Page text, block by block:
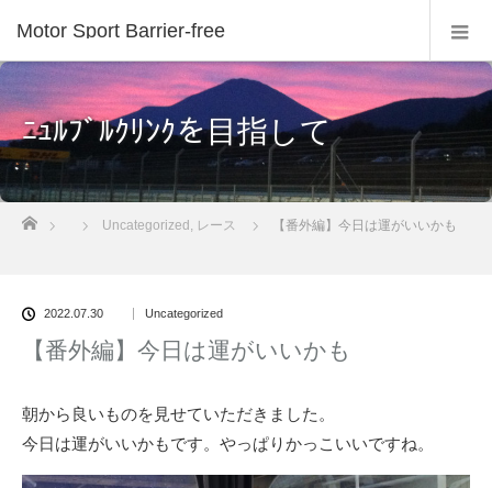
Motor Sport Barrier-free
ﾆｭﾙﾌﾞﾙｸﾘﾝｸを目指して
Uncategorized , レース 【番外編】今日は運がいいかも
2022.07.30 Uncategorized
【番外編】今日は運がいいかも
朝から良いものを見せていただきました。
今日は運がいいかもです。やっぱりかっこいいですね。